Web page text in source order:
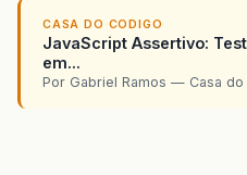
CASA DO CODIGO
JavaScript Assertivo:
em...
Por Gabriel Ramos — Casa do